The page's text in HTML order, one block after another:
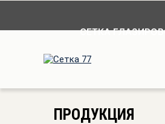
СЕТКА
ПРОДУКЦИЯ